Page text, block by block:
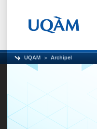
UQAM Archipel